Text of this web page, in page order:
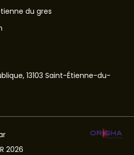
du gres
13103 Saint-Étienne-du-
2026